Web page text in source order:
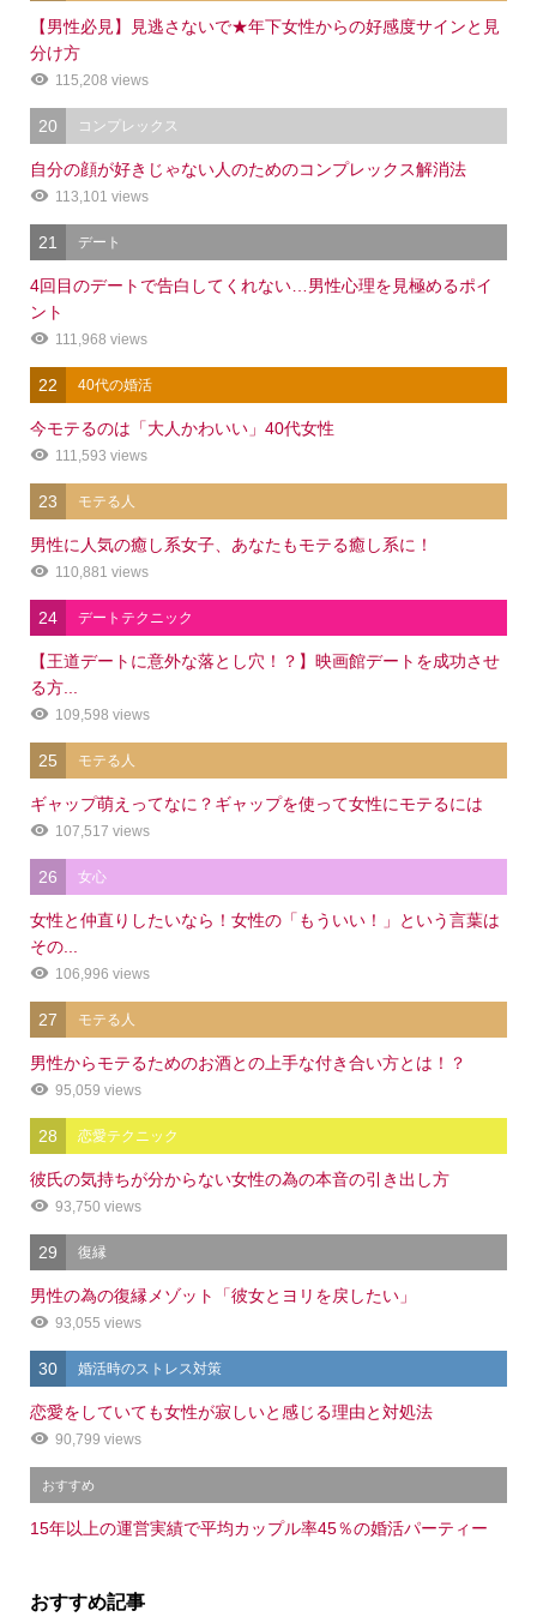
【男性必見】見逃さないで★年下女性からの好感度サインと見
分け方
115,208 views
20 コンプレックス
自分の顔が好きじゃない人のためのコンプレックス解消法
113,101 views
21 デート
4回目のデートで告白してくれない…男性心理を見極めるポイ
ント
111,968 views
22 40代の婚活
今モテるのは「大人かわいい」40代女性
111,593 views
23 モテる人
男性に人気の癒し系女子、あなたもモテる癒し系に！
110,881 views
24 デートテクニック
【王道デートに意外な落とし穴！？】映画館デートを成功させ
る方...
109,598 views
25 モテる人
ギャップ萌えってなに？ギャップを使って女性にモテるには
107,517 views
26 女心
女性と仲直りしたいなら！女性の「もういい！」という言葉は
その...
106,996 views
27 モテる人
男性からモテるためのお酒との上手な付き合い方とは！？
95,059 views
28 恋愛テクニック
彼氏の気持ちが分からない女性の為の本音の引き出し方
93,750 views
29 復縁
男性の為の復縁メゾット「彼女とヨリを戻したい」
93,055 views
30 婚活時のストレス対策
恋愛をしていても女性が寂しいと感じる理由と対処法
90,799 views
おすすめ
15年以上の運営実績で平均カップル率45％の婚活パーティー
おすすめ記事